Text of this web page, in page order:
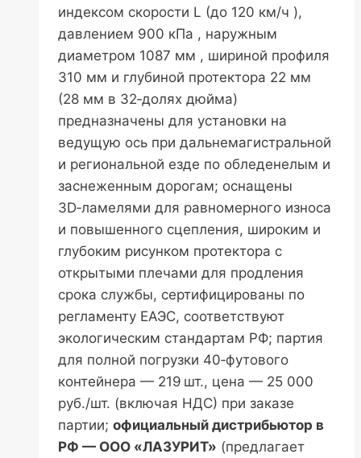
индексом скорости L (до 120 км/ч ),
давлением 900 кПа , наружным
диаметром 1087 мм , шириной профиля
310 мм и глубиной протектора 22 мм
(28 мм в 32‑долях дюйма)
предназначены для установки на
ведущую ось при дальнемагистральной
и региональной езде по обледенелым и
заснеженным дорогам; оснащены
3D‑ламелями для равномерного износа
и повышенного сцепления, широким и
глубоким рисунком протектора с
открытыми плечами для продления
срока службы, сертифицированы по
регламенту ЕАЭС, соответствуют
экологическим стандартам РФ; партия
для полной погрузки 40‑футового
контейнера — 219 шт., цена — 25 000
руб./шт. (включая НДС) при заказе
партии; официальный дистрибьютор в
РФ — ООО «ЛАЗУРИТ» (предлагает